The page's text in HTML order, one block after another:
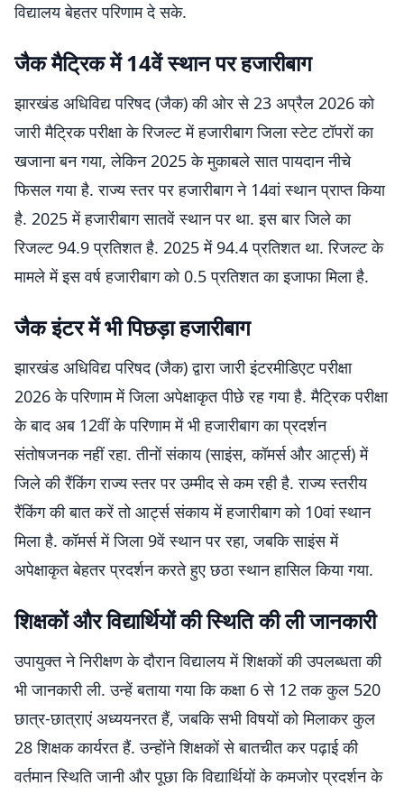
विद्यालय बेहतर परिणाम दे सके.
जैक मैट्रिक में 14वें स्थान पर हजारीबाग
झारखंड अधिविद्य परिषद (जैक) की ओर से 23 अप्रैल 2026 को
जारी मैट्रिक परीक्षा के रिजल्ट में हजारीबाग जिला स्टेट टॉपरों का
खजाना बन गया, लेकिन 2025 के मुकाबले सात पायदान नीचे
फिसल गया है. राज्य स्तर पर हजारीबाग ने 14वां स्थान प्राप्त किया
है. 2025 में हजारीबाग सातवें स्थान पर था. इस बार जिले का
रिजल्ट 94.9 प्रतिशत है. 2025 में 94.4 प्रतिशत था. रिजल्ट के
मामले में इस वर्ष हजारीबाग को 0.5 प्रतिशत का इजाफा मिला है.
जैक इंटर में भी पिछड़ा ‌हजारीबाग
झारखंड अधिविद्य परिषद (जैक) द्वारा जारी इंटरमीडिएट परीक्षा
2026 के परिणाम में जिला अपेक्षाकृत पीछे रह गया है. मैट्रिक परीक्षा
के बाद अब 12वीं के परिणाम में भी हजारीबाग का प्रदर्शन
संतोषजनक नहीं रहा. तीनों संकाय (साइंस, कॉमर्स और आर्ट्स) में
जिले की रैंकिंग राज्य स्तर पर उम्मीद से कम रही है. राज्य स्तरीय
रैंकिंग की बात करें तो आर्ट्स संकाय में हजारीबाग को 10वां स्थान
मिला है. कॉमर्स में जिला 9वें स्थान पर रहा, जबकि साइंस में
अपेक्षाकृत बेहतर प्रदर्शन करते हुए छठा स्थान हासिल किया गया.
शिक्षकों और विद्यार्थियों की स्थिति की ली जानकारी
उपायुक्त ने निरीक्षण के दौरान विद्यालय में शिक्षकों की उपलब्धता की
भी जानकारी ली. उन्हें बताया गया कि कक्षा 6 से 12 तक कुल 520
छात्र-छात्राएं अध्ययनरत हैं, जबकि सभी विषयों को मिलाकर कुल
28 शिक्षक कार्यरत हैं. उन्होंने शिक्षकों से बातचीत कर पढ़ाई की
वर्तमान स्थिति जानी और पूछा कि विद्यार्थियों के कमजोर प्रदर्शन के